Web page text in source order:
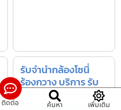
รับจำนำกล้องโซนี่
ร้องกวาง บริการ รับ
จำนำสินค้าไอที รับ
จำนำมือถือ ไอแพค ไอ
ติดต่อ ค้นหา เพิ่มเติม